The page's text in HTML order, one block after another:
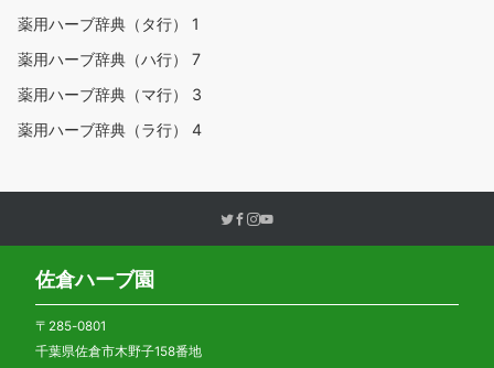
薬用ハーブ辞典（タ行） 1
薬用ハーブ辞典（ハ行） 7
薬用ハーブ辞典（マ行） 3
薬用ハーブ辞典（ラ行） 4
佐倉ハーブ園
〒285-0801
千葉県佐倉市木野子158番地